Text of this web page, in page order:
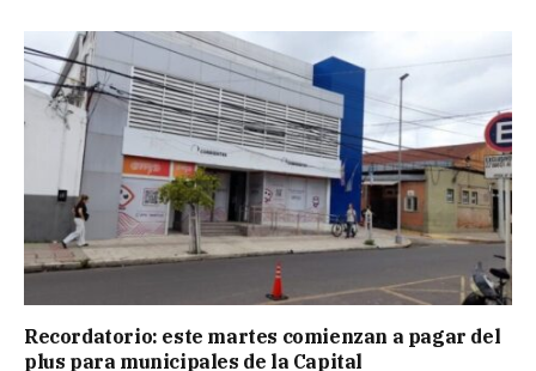
Recordatorio: este martes comienzan a pagar del
plus para municipales de la Capital